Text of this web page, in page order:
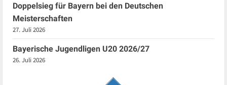
Doppelsieg für Bayern bei den Deutschen
Meisterschaften
27. Juli 2026
Bayerische Jugendligen U20 2026/27
26. Juli 2026